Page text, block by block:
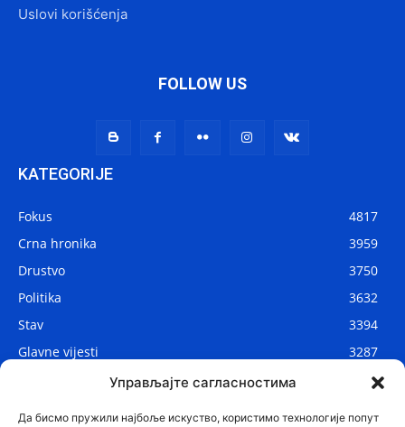
Управљајте сагласностима
Да бисмо пружили најбоље искуство, користимо технологије попут
Uslovi korišćenja
FOLLOW US
KATEGORIJE
Fokus
4817
Crna hronika
3959
Drustvo
3750
Politika
3632
Stav
3394
Glavne vijesti
3287
2910